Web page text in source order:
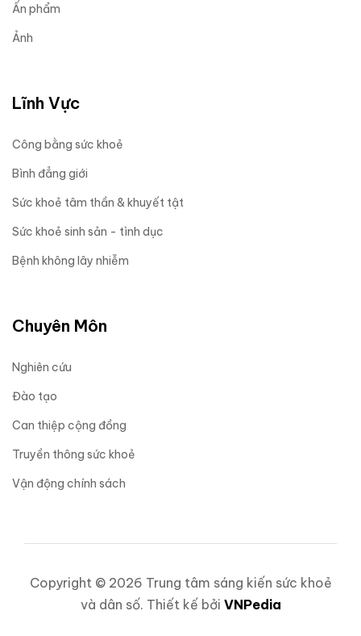
Ấn phẩm
Ảnh
Lĩnh Vực
Công bằng sức khoẻ
Bình đẳng giới
Sức khoẻ tâm thần & khuyết tật
Sức khoẻ sinh sản - tình dục
Bệnh không lây nhiễm
Chuyên Môn
Nghiên cứu
Đào tạo
Can thiệp cộng đồng
Truyền thông sức khoẻ
Vận động chính sách
Copyright © 2026 Trung tâm sáng kiến sức khoẻ
và dân số. Thiết kế bởi VNPedia